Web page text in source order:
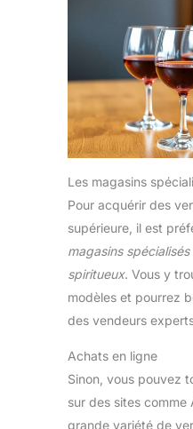
Les magasins
Pour acquérir des
supérieure, il est
magasins
spiritueux. Vous y
modèles et pourrez
des vendeurs
Achats en ligne
Sinon, vous pouvez
sur des sites
grande variété de